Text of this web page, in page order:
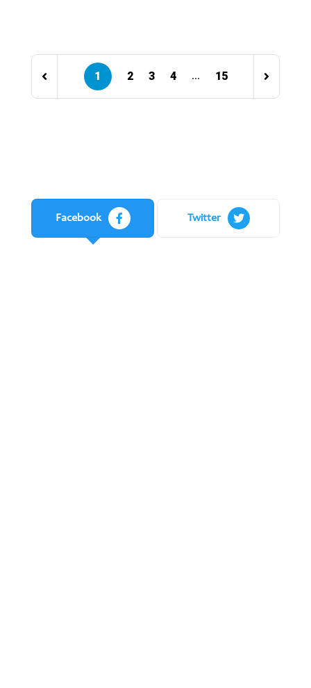
1 2 3 4 ... 15
Facebook Twitter